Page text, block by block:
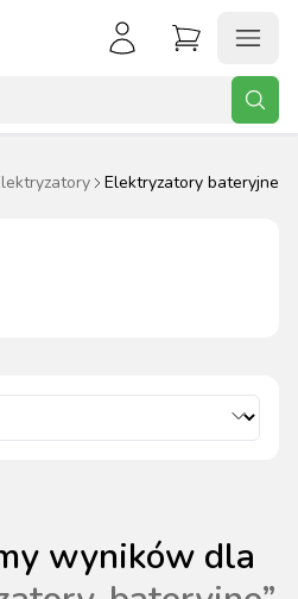
Elektryzatory bateryjne
wyników dla